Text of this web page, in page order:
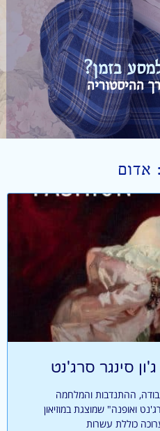
בזמן?
ההיסטוריה
אדום
סינגר סרג'נט
את העבודה, ההתנדבות והמלחמה
ואופנה" שמוצגת במוזיאון
כוללת עשרות